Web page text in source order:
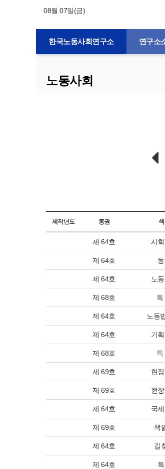
08월 07일(금)
한국노동사회연구소 연구소
노동사회
제작년도 통권
제 64호 사
제 64호
제 64호 노
제 68호 특
제 64호 노동
제 64호 기
제 68호 특
제 69호 현
제 69호 현
제 64호 국
제 69호 책
제 64호 길
제 64호